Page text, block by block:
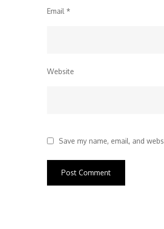
Email *
Website
Save my name, email, and